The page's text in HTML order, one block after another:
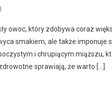
owoc, który zdobywa coraz
smakiem, ale także
i chrupiącym miąższu,
sprawiają, że warto […]